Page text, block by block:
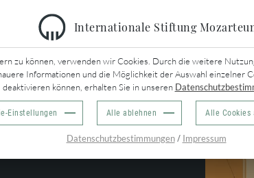
Internationale Stiftung
zu können, verwenden wir Cookies. Durch die weitere
Informationen und die Möglichkeit der Auswahl
deaktivieren können, erhalten Sie in unseren
Einstellungen Alle ablehnen Alle Cookies
Datenschutzbestimmungen/ Impressum